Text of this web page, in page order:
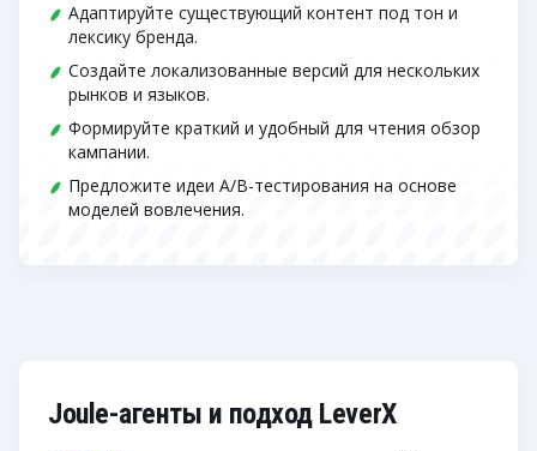
Адаптируйте существующий контент под тон и
лексику бренда.
Создайте локализованные версий для нескольких
рынков и языков.
Формируйте краткий и удобный для чтения обзор
кампании.
Предложите идеи A/B-тестирования на основе
моделей вовлечения.
Joule-агенты и подход LeverX